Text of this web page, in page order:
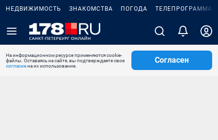
НЕДВИЖИМОСТЬ ЗНАКОМСТВА ПОГОДА ТЕЛЕПРОГРАММА
На информационном ресурсе применяются cookie-
файлы. Оставаясь на сайте, вы подтверждаете свое
согласиена их использование.
Согласен